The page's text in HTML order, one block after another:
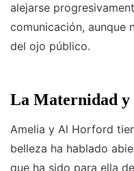
alejarse
comunicación, aunque
del ojo público.
La Maternidad y
Amelia y Al Horford
belleza ha hablado
que ha sido para ella